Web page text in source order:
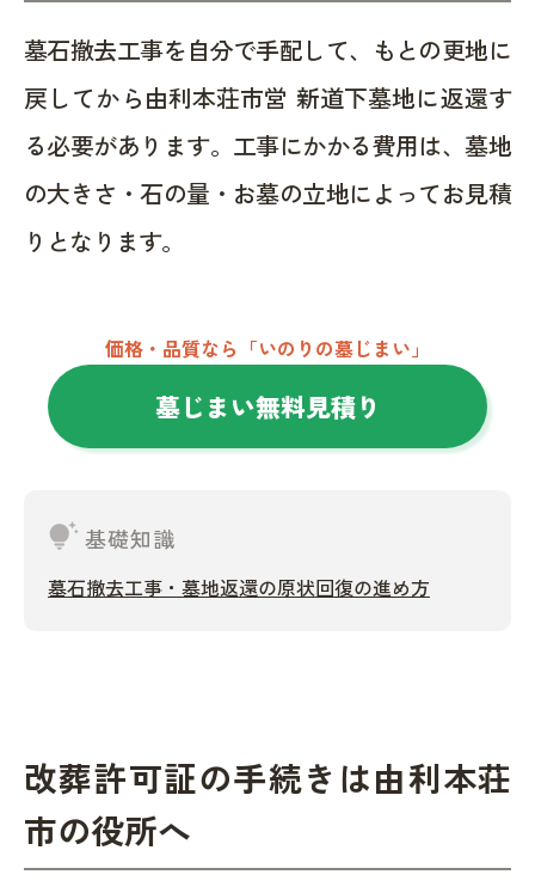
墓石撤去工事を自分で手配して、もとの更地に
戻してから由利本荘市営 新道下墓地に返還す
る必要があります。工事にかかる費用は、墓地
の大きさ・石の量・お墓の立地によってお見積
りとなります。
価格・品質なら「いのりの墓じまい」
墓じまい無料見積り
tips_and_updates基礎知識
墓石撤去工事・墓地返還の原状回復の進め方
改葬許可証の手続きは由利本荘
市の役所へ